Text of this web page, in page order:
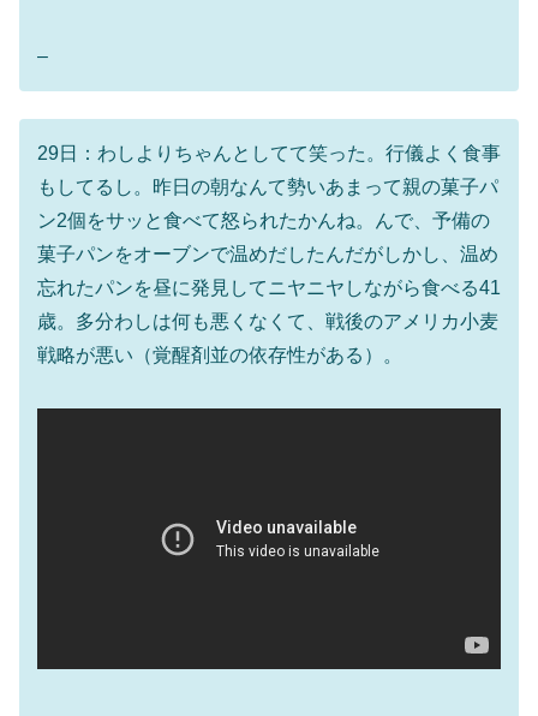
–
29日：わしよりちゃんとしてて笑った。行儀よく食事
もしてるし。昨日の朝なんて勢いあまって親の菓子パ
ン2個をサッと食べて怒られたかんね。んで、予備の
菓子パンをオーブンで温めだしたんだがしかし、温め
忘れたパンを昼に発見してニヤニヤしながら食べる41
歳。多分わしは何も悪くなくて、戦後のアメリカ小麦
戦略が悪い（覚醒剤並の依存性がある）。